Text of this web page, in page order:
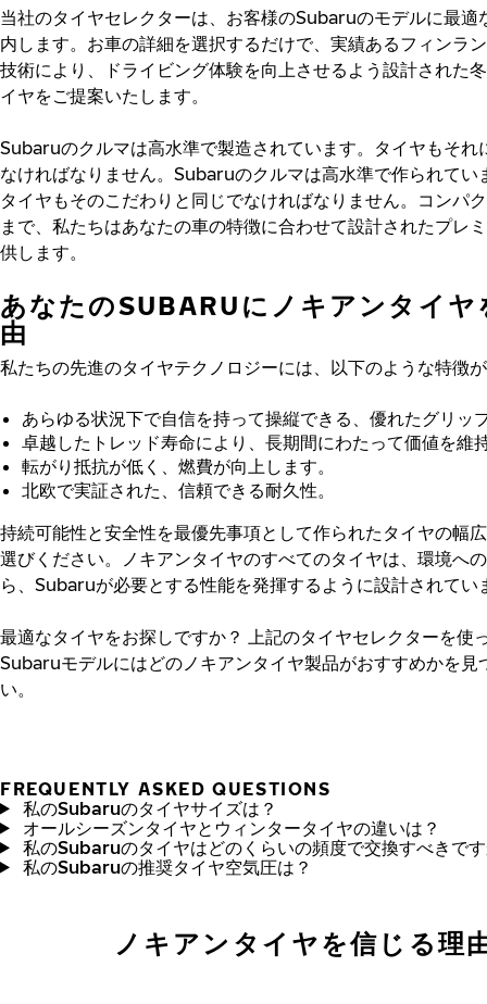
当社のタイヤセレクターは、お客様のSubaruのモデルに最適
内します。お車の詳細を選択するだけで、実績あるフィンラ
技術により、ドライビング体験を向上させるよう設計された
イヤをご提案いたします。
Subaruのクルマは高水準で製造されています。タイヤもそれ
なければなりません。Subaruのクルマは高水準で作られてい
タイヤもそのこだわりと同じでなければなりません。コンパ
まで、私たちはあなたの車の特徴に合わせて設計されたプレ
供します。
あなたのSUBARUにノキアンタイヤ
由
私たちの先進のタイヤテクノロジーには、以下のような特徴
あらゆる状況下で自信を持って操縦できる、優れたグリッ
卓越したトレッド寿命により、長期間にわたって価値を維
転がり抵抗が低く、燃費が向上します。
北欧で実証された、信頼できる耐久性。
持続可能性と安全性を最優先事項として作られたタイヤの幅
選びください。ノキアンタイヤのすべてのタイヤは、環境へ
ら、Subaruが必要とする性能を発揮するように設計されてい
最適なタイヤをお探しですか？
上記のタイヤセレクターを使
Subaruモデルにはどのノキアンタイヤ製品がおすすめかを見
い。
FREQUENTLY ASKED QUESTIONS
私のSubaruのタイヤサイズは？
オールシーズンタイヤとウィンタータイヤの違いは？
私のSubaruのタイヤはどのくらいの頻度で交換すべきで
私のSubaruの推奨タイヤ空気圧は？
ノキアンタイヤを信じる理